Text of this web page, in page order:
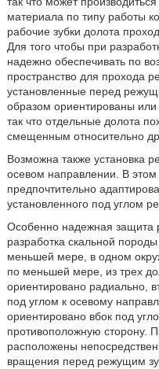
материала по типу работы
рабочие зубки долота
Для того чтобы при
надежно обеспечивать по
пространство для прохода
установленные перед
образом ориентированы
так что отдельные долота
смещенным относительно
Возможна также установка
осевом направлении. В
предпочтительно
установленного под углом
Особенно надежная защита
разработка скальной
меньшей мере, в одном
по меньшей мере, из трех
ориентировано радиально,
под углом к осевому
ориентировано вбок под
противоположную сторону.
расположены
вращения перед режущим